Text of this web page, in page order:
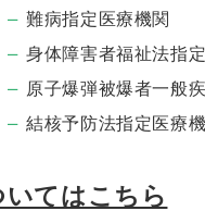
難病指定医療機関
身体障害者福祉法指
原子爆弾被爆者一般
結核予防法指定医療
てはこちら